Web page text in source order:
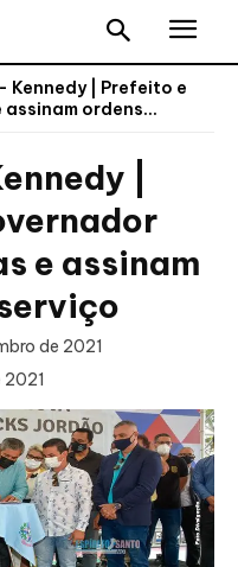
Kennedy | Prefeito e
ordens...
|
e assinam
de 2021